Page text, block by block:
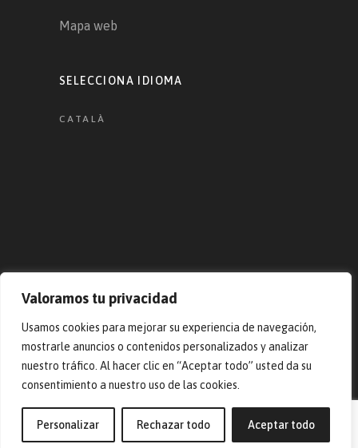
Valoramos tu privacidad
Usamos cookies para mejorar su experiencia de navegación,
mostrarle anuncios o contenidos personalizados y analizar
nuestro tráfico. Al hacer clic en “Aceptar todo” usted da su
consentimiento a nuestro uso de las cookies.
Personalizar Rechazar todo Aceptar todo
Mapa web
SELECCIONA IDIOMA
CATALÀ
© 2023 Pep Masias. Todos los
derechos reservados – Desarrollado
porARTBOXBCN